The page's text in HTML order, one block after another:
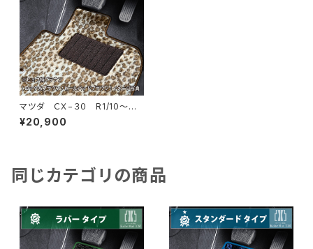
マツダ ＣＸ−３０ R1/10〜
DM系 フロアマット一式 カー
マット スペシャルタイプ
¥20,900
同じカテゴリの商品